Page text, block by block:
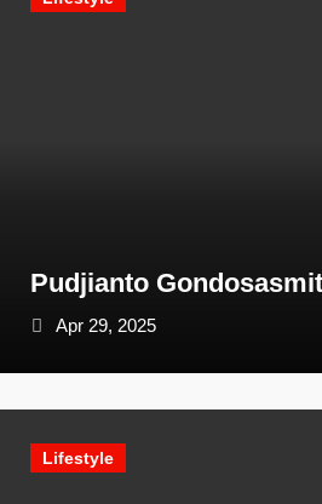
Pudjianto
Apr 29, 2025
Lifestyle